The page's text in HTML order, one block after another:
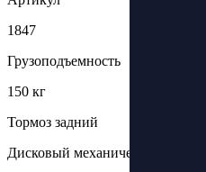
1847
Грузоподъемность
150 кг
Тормоз задний
Дисковый механический